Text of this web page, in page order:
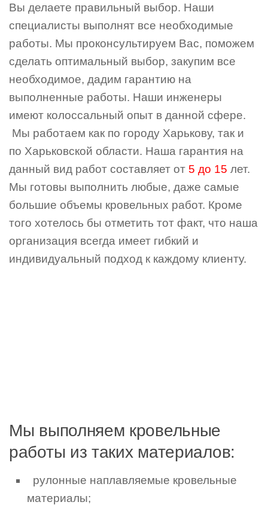
Вы делаете правильный выбор. Наши
специалисты выполнят все необходимые
работы. Мы проконсультируем Вас, поможем
сделать оптимальный выбор, закупим все
необходимое, дадим гарантию на
выполненные работы. Наши инженеры
имеют колоссальный опыт в данной сфере.
Мы работаем как по городу Харькову, так и
по Харьковской области. Наша гарантия на
данный вид работ составляет от 5 до 15 лет.
Мы готовы выполнить любые, даже самые
большие объемы кровельных работ. Кроме
того хотелось бы отметить тот факт, что наша
организация всегда имеет гибкий и
индивидуальный подход к каждому клиенту.
Мы выполняем кровельные
работы из таких материалов:
рулонные наплавляемые кровельные
материалы;